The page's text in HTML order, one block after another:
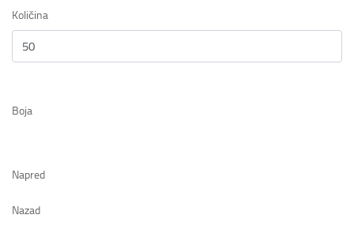
Količina
Boja
Napred
Nazad